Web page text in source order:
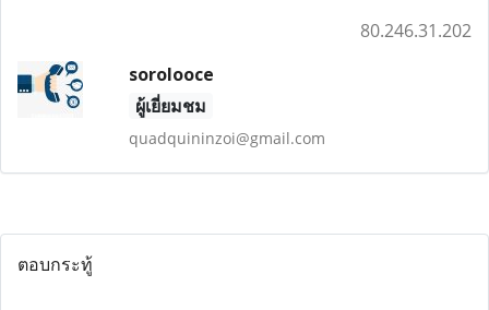
80.246.31.202
sorolooce
ผู้เยี่ยมชม
quadquininzoi@gmail.com
ตอบกระทู้